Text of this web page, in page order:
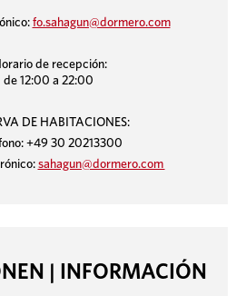
fo.sahagun@dormero.com
de recepción:
de 12:00 a 22:00
DE HABITACIONES:
+49 30 20213300
sahagun@dormero.com
| INFORMACIÓN